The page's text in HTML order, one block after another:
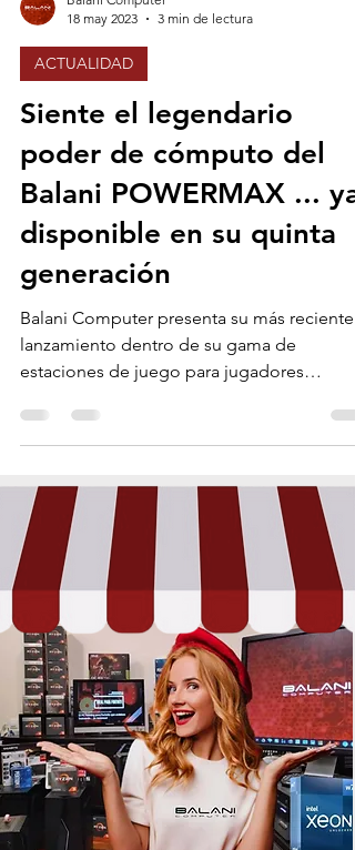
18 may 2023
ACTUALIDAD
Siente el legendario
poder de cómputo del
Balani POWERMAX ... ya
disponible en su quinta
generación
Balani Computer presenta su más reciente
lanzamiento dentro de su gama de
estaciones de juego para jugadores